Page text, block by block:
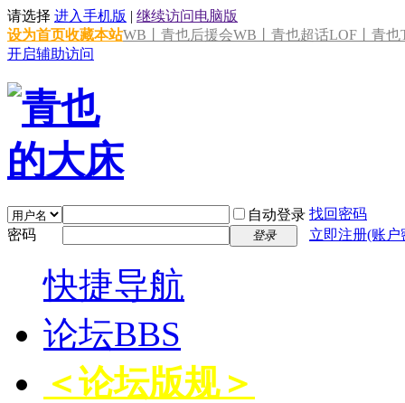
请选择 进入手机版 | 继续访问电脑版
设为首页收藏本站WB丨青也后援会WB丨青也超话LOF丨青也
开启辅助访问
自动登录 找回密码
密码
登录 立即注册(账
快捷导航
论坛BBS
＜论坛版规＞